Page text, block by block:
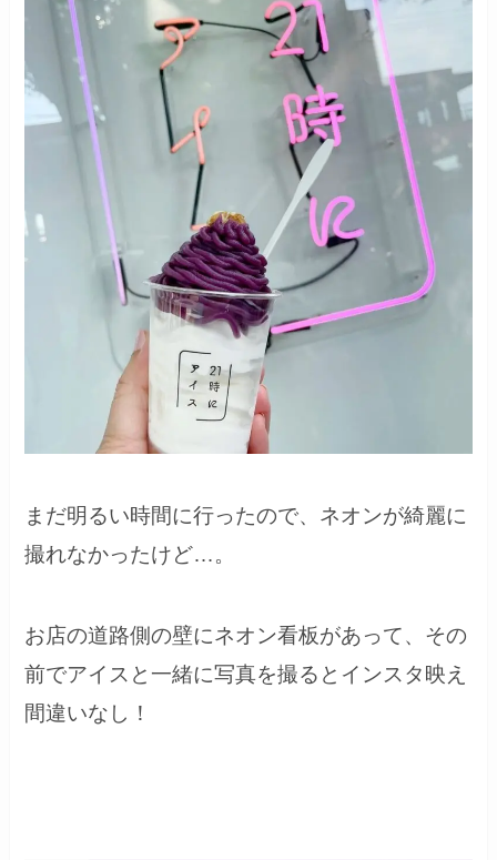
まだ明るい時間に行ったので、ネオンが綺麗に
撮れなかったけど…。
お店の道路側の壁にネオン看板があって、その
前でアイスと一緒に写真を撮るとインスタ映え
間違いなし！